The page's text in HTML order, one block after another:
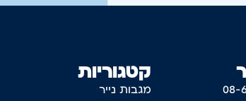
קטגוריות
מגבות נייר
08-